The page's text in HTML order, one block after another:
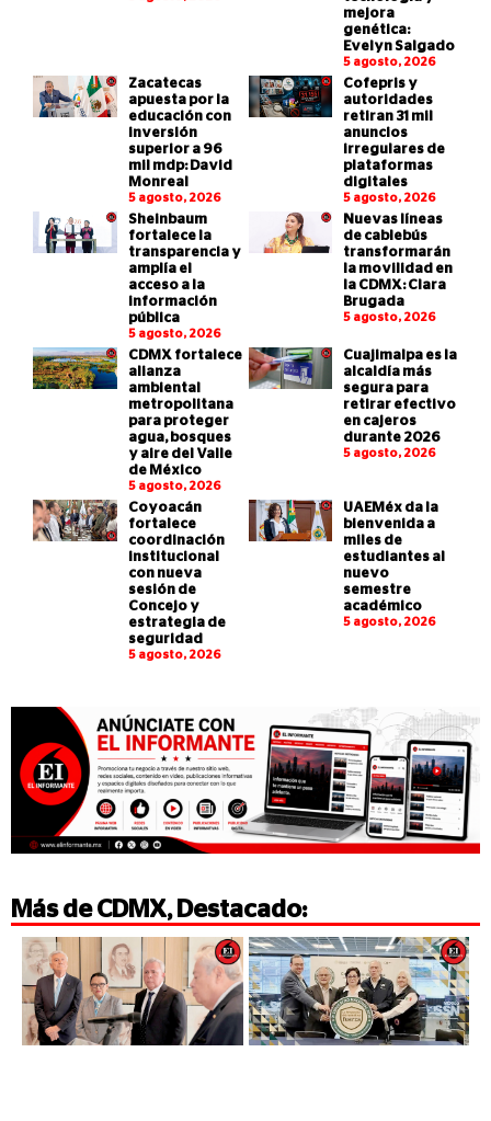
mejora
genética:
Evelyn Salgado
5 agosto, 2026
Zacatecas
apuesta por la
educación con
inversión
superior a 96
mil mdp: David
Monreal
5 agosto, 2026
Cofepris y
autoridades
retiran 31 mil
anuncios
irregulares de
plataformas
digitales
5 agosto, 2026
Sheinbaum
fortalece la
transparencia y
amplía el
acceso a la
información
pública
5 agosto, 2026
Nuevas líneas
de cablebús
transformarán
la movilidad en
la CDMX: Clara
Brugada
5 agosto, 2026
CDMX fortalece
alianza
ambiental
metropolitana
para proteger
agua, bosques
y aire del Valle
de México
5 agosto, 2026
Cuajimalpa es la
alcaldía más
segura para
retirar efectivo
en cajeros
durante 2026
5 agosto, 2026
Coyoacán
fortalece
coordinación
institucional
con nueva
sesión de
Concejo y
estrategia de
seguridad
5 agosto, 2026
UAEMéx da la
bienvenida a
miles de
estudiantes al
nuevo
semestre
académico
5 agosto, 2026
Más deCDMX, Destacado: